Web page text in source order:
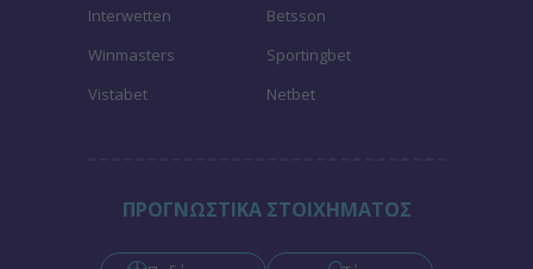
Interwetten
Betsson
Winmasters
Sportingbet
Vistabet
Netbet
ΠΡΟΓΝΩΣΤΙΚΑ ΣΤΟΙΧΗΜΑΤΟΣ